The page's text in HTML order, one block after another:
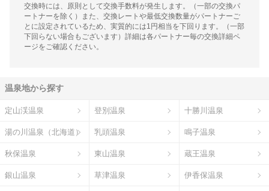
交換時には、原則として交換手数料が発生します。（一部の交換パ
ートナーを除く）また、交換レートや最低交換数量がパートナーご
とに設定されているため、実質的には1円相当を下回ります。（一部
下回らない場合もございます）詳細は各パートナー毎の交換詳細ペ
ージをご確認ください。
温泉地から探す
定山渓温泉 登別温泉 十勝川温泉
湯の川温泉（北海道） 乳頭温泉 鳴子温泉
秋保温泉 東山温泉 蔵王温泉
銀山温泉 草津温泉 伊香保温泉